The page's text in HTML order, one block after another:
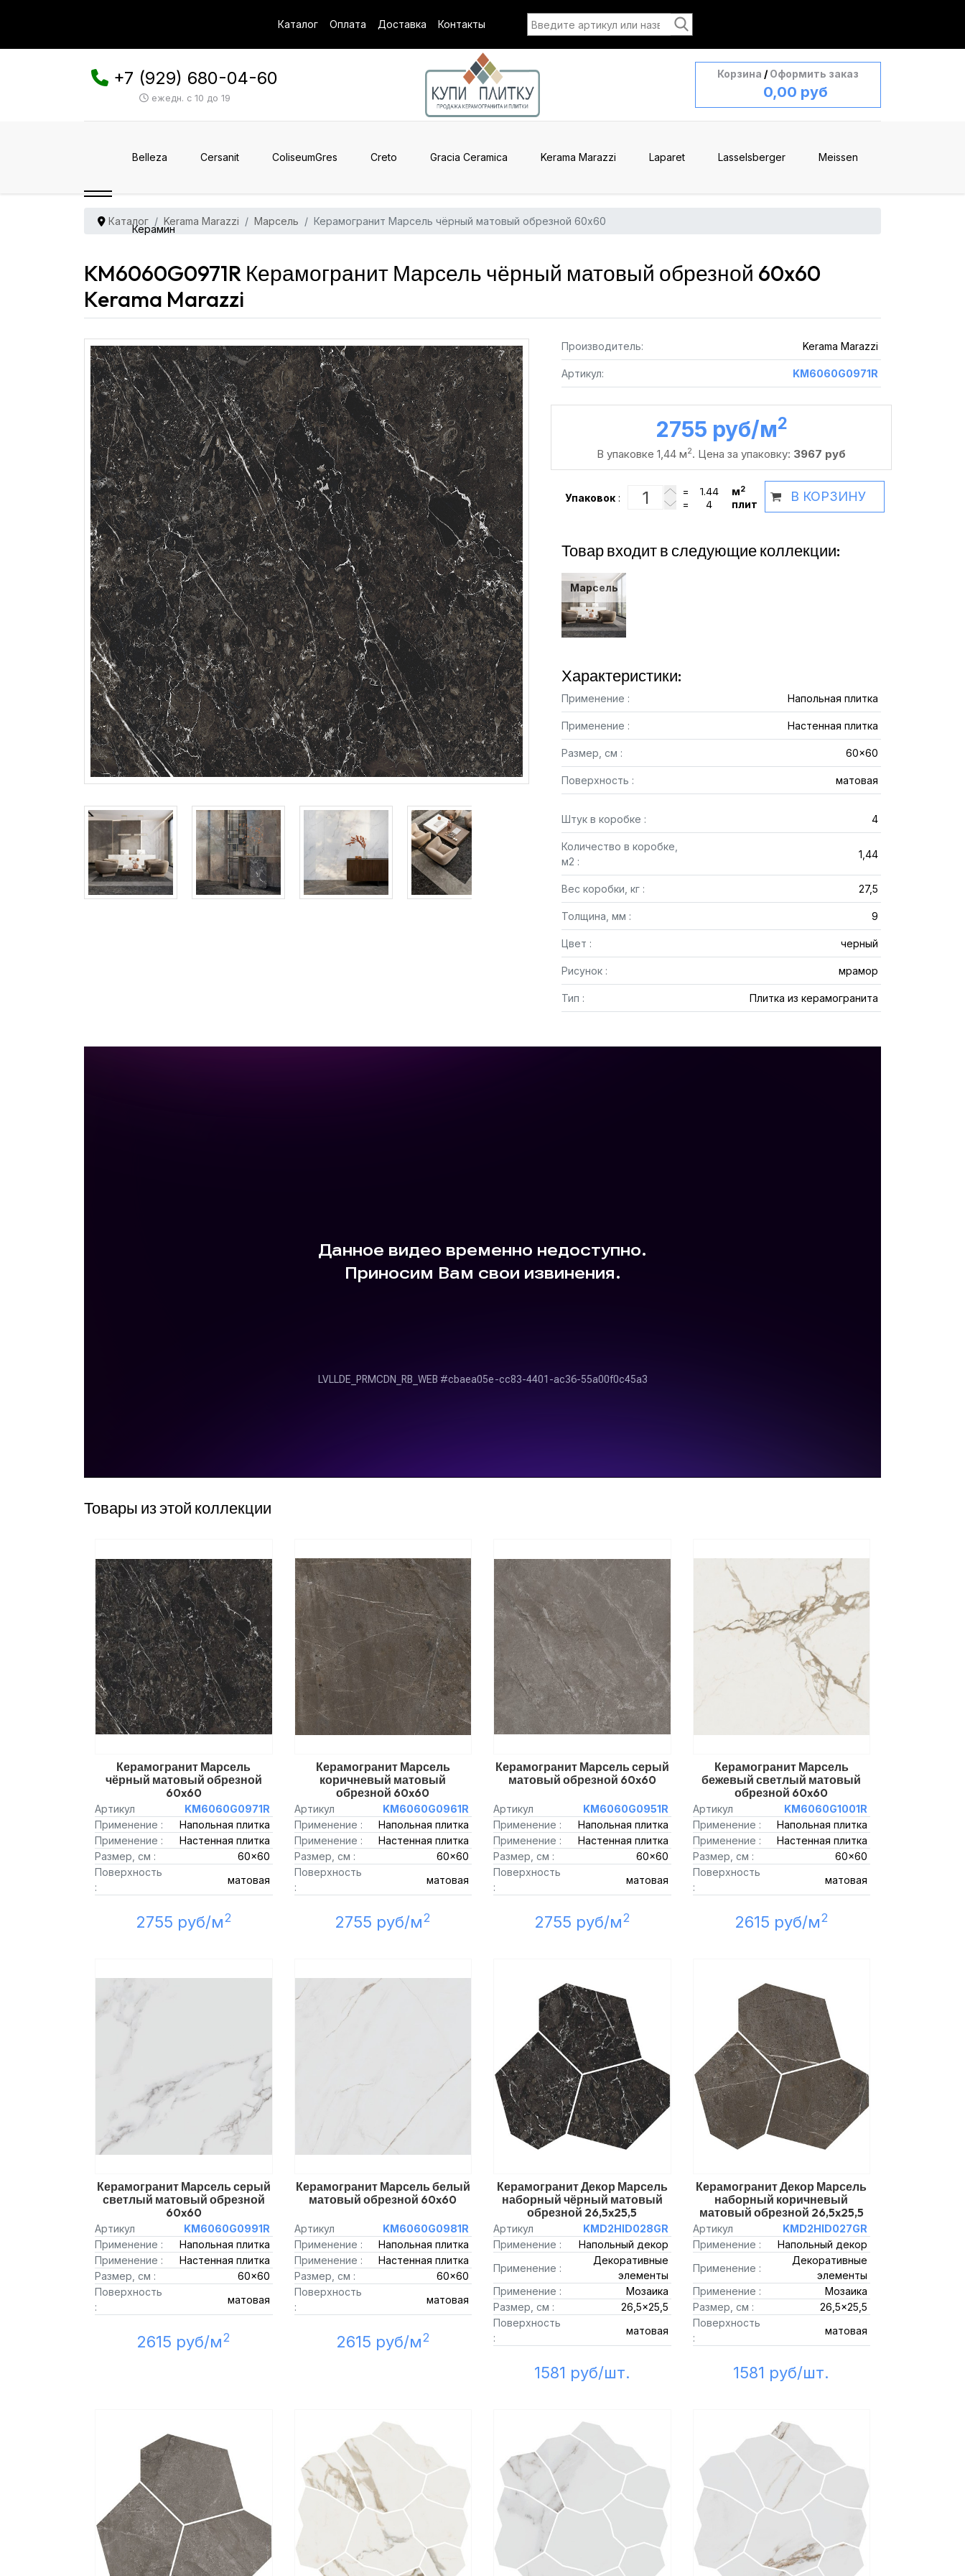
Каталог Оплата Доставка Контакты
+7 (929) 680-04-60
ежедн. с 10 до 19
Корзина / Оформить заказ
0,00 руб
Belleza Cersanit ColiseumGres Creto Gracia Ceramica Kerama Marazzi Laparet Lasselsberger Meissen
Керамин
Каталог Kerama Marazzi Марсель Керамогранит Марсель чёрный матовый обрезной 60x60
KM6060G0971R Керамогранит Марсель чёрный матовый обрезной 60x60
Kerama Marazzi
Производитель: Kerama Marazzi
Артикул: KM6060G0971R
2755 руб /м2
В упаковке 1,44 м2. Цена за упаковку: 3967 руб
Упаковок :
= м2
= плит
В КОРЗИНУ
Товар входит в следующие коллекции:
Марсель
Характеристики:
Применение : Напольная плитка
Применение : Настенная плитка
Размер, см : 60x60
Поверхность : матовая
Штук в коробке : 4
Количество в коробке,
м2 :
1,44
Вес коробки, кг : 27,5
Толщина, мм : 9
Цвет : черный
Рисунок : мрамор
Тип : Плитка из керамогранита
Товары из этой коллекции
Керамогранит Марсель
чёрный матовый обрезной
60x60
Артикул
KM6060G0971R
Применение :
Напольная плитка
Применение :
Настенная плитка
Размер, см :
60x60
Поверхность
:
матовая
2755 руб/м2
Керамогранит Марсель
коричневый матовый
обрезной 60x60
Артикул
KM6060G0961R
Применение :
Напольная плитка
Применение :
Настенная плитка
Размер, см :
60x60
Поверхность
:
матовая
2755 руб/м2
Керамогранит Марсель серый
матовый обрезной 60x60
Артикул
KM6060G0951R
Применение :
Напольная плитка
Применение :
Настенная плитка
Размер, см :
60x60
Поверхность
:
матовая
2755 руб/м2
Керамогранит Марсель
бежевый светлый матовый
обрезной 60x60
Артикул
KM6060G1001R
Применение :
Напольная плитка
Применение :
Настенная плитка
Размер, см :
60x60
Поверхность
:
матовая
2615 руб/м2
Керамогранит Марсель серый
светлый матовый обрезной
60x60
Артикул
KM6060G0991R
Применение :
Напольная плитка
Применение :
Настенная плитка
Размер, см :
60x60
Поверхность
:
матовая
2615 руб/м2
Керамогранит Марсель белый
матовый обрезной 60x60
Артикул
KM6060G0981R
Применение :
Напольная плитка
Применение :
Настенная плитка
Размер, см :
60x60
Поверхность
:
матовая
2615 руб/м2
Керамогранит Декор Марсель
наборный чёрный матовый
обрезной 26,5x25,5
Артикул
KMD2HID028GR
Применение :
Напольный декор
Применение :
Декоративные
элементы
Применение :
Мозаика
Размер, см :
26,5x25,5
Поверхность
:
матовая
1581 руб/шт.
Керамогранит Декор Марсель
наборный коричневый
матовый обрезной 26,5x25,5
Артикул
KMD2HID027GR
Применение :
Напольный декор
Применение :
Декоративные
элементы
Применение :
Мозаика
Размер, см :
26,5x25,5
Поверхность
:
матовая
1581 руб/шт.